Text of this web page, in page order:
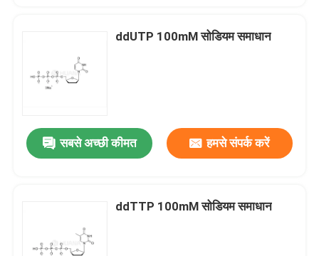
गुणवत्ता नियंत्रण
समाचार
फॉस्फोरामिडाइट्स
ddUTP 100mM सोडियम समाधान
सबसे अच्छी कीमत हमसे संपर्क करें
ddTTP 100mM सोडियम समाधान